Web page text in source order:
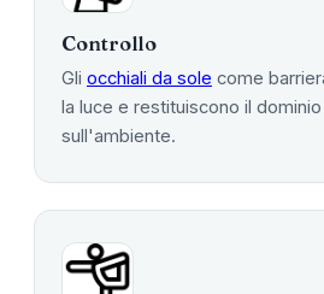
Controllo
Gli occhiali da sole come
la luce e restituiscono il
sull'ambiente.